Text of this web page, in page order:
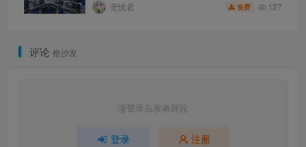
无忧君 免费 127
评论 抢沙发
请登录后发表评论
登录 注册